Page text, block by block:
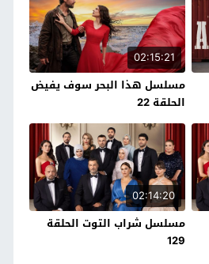
02:15:21
مسلسل هذا البحر سوف يفيض
الحلقة 22
02:14:20
مسلسل شراب التوت الحلقة
129